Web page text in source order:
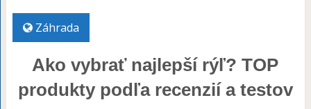
Záhrada
Ako vybrať najlepší rýľ? TOP
produkty podľa recenzií a testov